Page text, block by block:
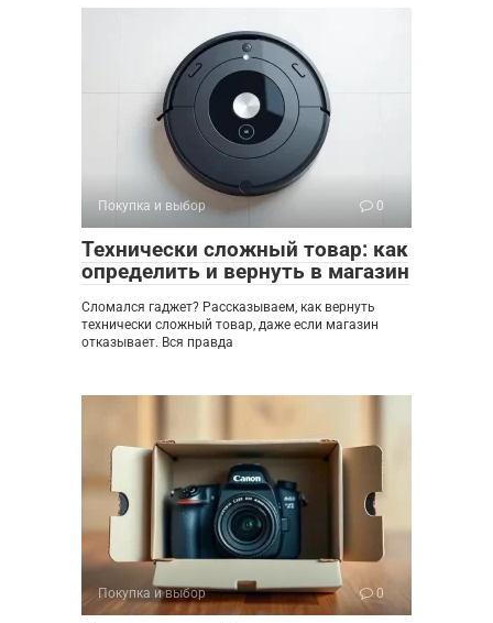
Покупка и выбор 0
Технически сложный товар: как
определить и вернуть в магазин
Сломался гаджет? Рассказываем, как вернуть
технически сложный товар, даже если магазин
отказывает. Вся правда
Покупка и выбор 0